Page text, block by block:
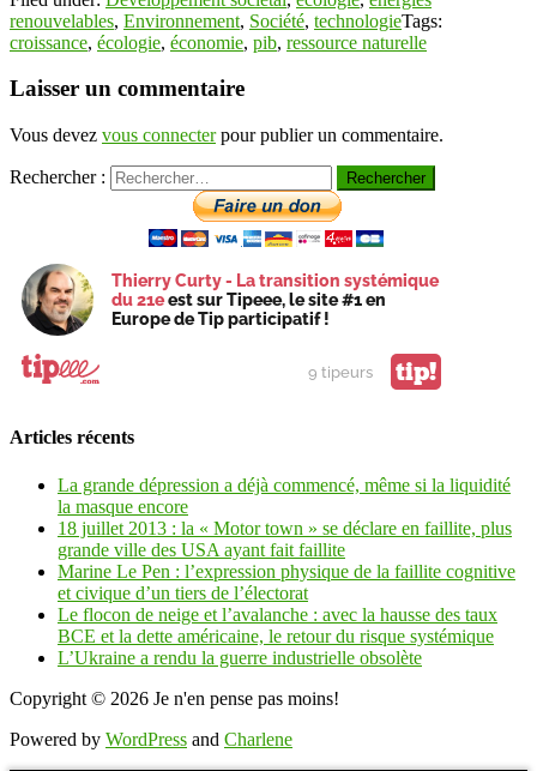
renouvelables, Environnement, Société, technologieTags:
croissance, écologie, économie, pib, ressource naturelle
Laisser un commentaire
Vous devez vous connecterpour publier un commentaire.
Rechercher :
Thierry Curty - La transition systémique
du 21eest sur Tipeee, le site #1 en
Europe de Tip participatif !
9 tipeurs tip!
Articles récents
La grande dépression a déjà commencé, même si la liquidité
la masque encore
18 juillet 2013 : la « Motor town » se déclare en faillite, plus
grande ville des USA ayant fait faillite
Marine Le Pen : l’expression physique de la faillite cognitive
et civique d’un tiers de l’électorat
Le flocon de neige et l’avalanche : avec la hausse des taux
BCE et la dette américaine, le retour du risque systémique
L’Ukraine a rendu la guerre industrielle obsolète
Copyright © 2026 Je n'en pense pas moins!
Powered by WordPress and Charlene